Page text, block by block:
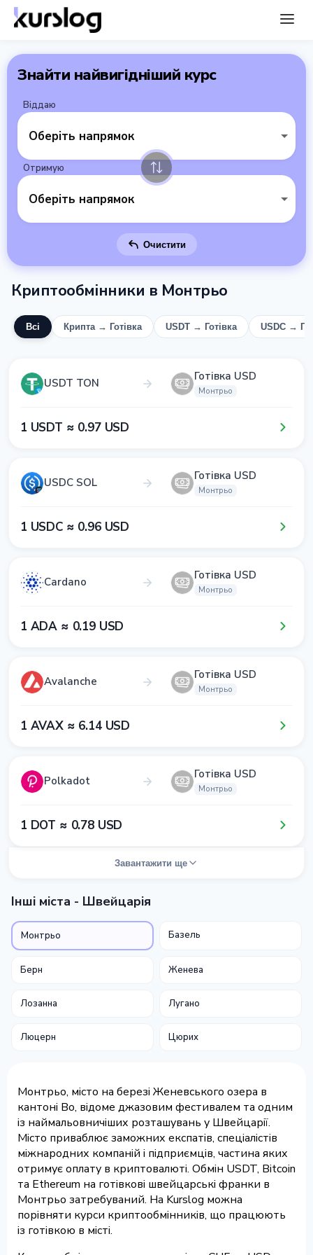
Знайти найвигідніший курс
Віддаю
Оберіть напрямок
Отримую
Оберіть напрямок
Очистити
Криптообмінники в Монтрьо
Всі Крипта → Готівка USDT → Готівка USDC →
USDT TON Готівка USD
Монтрьо
1​ USDT ≈ 0​.9​7​ USD
USDC SOL Готівка USD
Монтрьо
1​ USDC ≈ 0​.9​6​ USD
Cardano Готівка USD
Монтрьо
1​ ADA ≈ 0​.1​9​ USD
Avalanche Готівка USD
Монтрьо
1​ AVAX ≈ 6​.1​4​ USD
Polkadot Готівка USD
Монтрьо
1​ DOT ≈ 0​.7​8​ USD
Завантажити ще
Інші міста - Швейцарія
Монтрьо Базель
Берн Женева
Лозанна Лугано
Люцерн Цюрих
Монтрьо, місто на березі Женевського озера в
кантоні Во, відоме джазовим фестивалем та одним
із наймальовничіших розташувань у Швейцарії.
Місто приваблює заможних експатів, спеціалістів
міжнародних компаній і підприємців, частина яких
отримує оплату в криптовалюті. Обмін USDT, Bitcoin
та Ethereum на готівкові швейцарські франки в
Монтрьо затребуваний. На Kurslog можна
порівняти курси криптообмінників, що працюють
із готівкою в місті.